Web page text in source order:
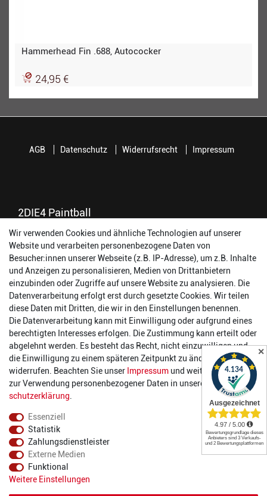
Hammerhead Fin .688, Autococker
24,95 €
2DIE4 Paintball
56457 Westerburg
Reinhold-Ferger-Straße 26
order@2die4-sports.com
0 26 63/ 9 68 69 37
Öffnungszeiten
14:00 - 17:00 Uhr
Dienstag:
14:00 - 17:00 Uhr
Mittwoch:
14:00 - 17:00 Uhr
Donnerstag:
14:00 - 17:00 Uhr
14:00 - 19:00 Uhr
10:00 - 17:00 Uhr
AGB Datenschutz Widerrufsrecht Impressum
Wir verwenden Cookies und ähnliche Technologien auf unserer
Website und verarbeiten personenbezogene Daten von
Besucher:innen unserer Webseite (z.B. IP-Adresse), um z.B. Inhalte
und Anzeigen zu personalisieren, Medien von Drittanbietern
einzubinden oder Zugriffe auf unsere Website zu analysieren. Die
Datenverarbeitung erfolgt erst durch gesetzte Cookies. Wir teilen
diese Daten mit Dritten, die wir in den Einstellungen benennen.
Die Datenverarbeitung kann mit Einwilligung oder aufgrund eines
berechtigten Interesses erfolgen. Die Zustimmung kann erteilt oder
abgelehnt werden. Es besteht das Recht, nicht einzuwilligen und
die Einwilligung zu einem späteren Zeitpunkt zu ändern oder zu
widerrufen. Beachten Sie unser Impressum und weitere Hinweise
zur Verwendung personenbezogener Daten in unserer
Daten­
schutz­erklärung
Essenziell
Statistik
Zahlungsdienstleister
Externe Medien
Funktional
Weitere Einstellungen
✕